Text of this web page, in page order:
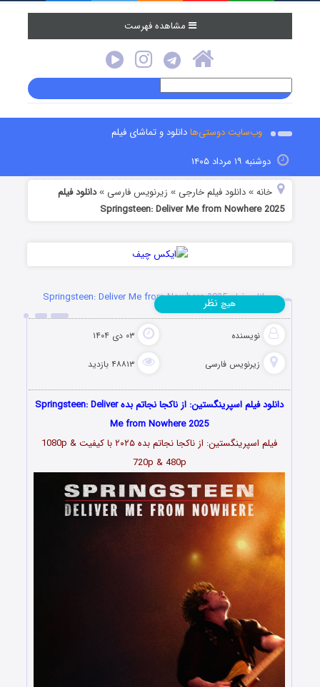
مشاهده فهرست
وب‌سایت دوستی‌هادانلود و تماشای فیلم
دوشنبه ۱۹ مرداد ۱۴۰۵
خانه »دانلود فیلم خارجی » زیرنویس فارسی »دانلود فیلم
Springsteen: Deliver Me from Nowhere 2025
دانلود فیلم Springsteen: Deliver Me from Nowhere 2025
نویسنده ۰۳ دی ۱۴۰۴
زیرنویس فارسی ۴۸۸۱۳ بازدید
هیچ نظر
دانلود فیلم اسپرینگستین: از ناکجا نجاتم بده Springsteen: Deliver
Me from Nowhere 2025
فیلم اسپرینگستین: از ناکجا نجاتم بده ۲۰۲۵ با کیفیت 1080p &
720p & 480p